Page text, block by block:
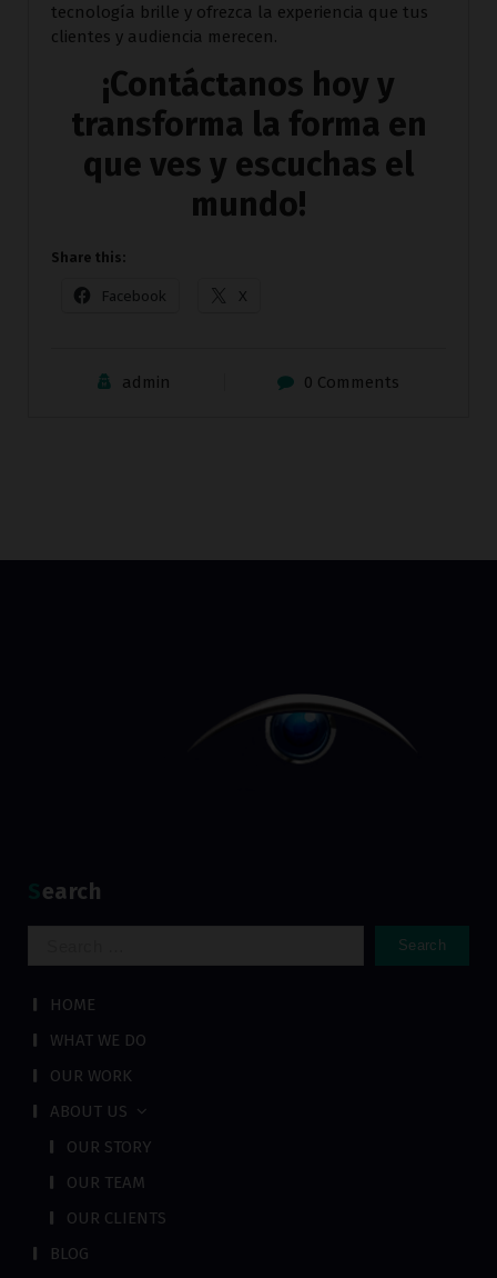
tecnología brille y ofrezca la experiencia que tus
clientes y audiencia merecen.
¡Contáctanos hoy y
transforma la forma en
que ves y escuchas el
mundo!
Share this:
Facebook X
admin 0 Comments
Search
for:
HOME
WHAT WE DO
OUR WORK
ABOUT US
OUR STORY
OUR TEAM
OUR CLIENTS
BLOG